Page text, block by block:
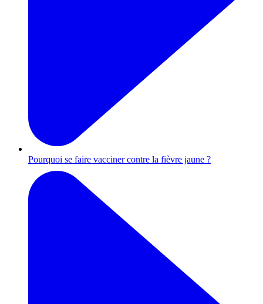
Pourquoi se faire vacciner contre la fièvre jaune ?